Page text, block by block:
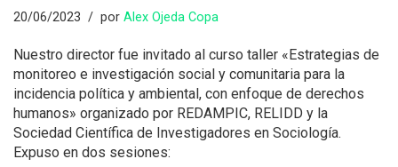
20/06/2023 por Alex Ojeda Copa
Nuestro director fue invitado al curso taller «Estrategias de
monitoreo e investigación social y comunitaria para la
incidencia política y ambiental, con enfoque de derechos
humanos» organizado por REDAMPIC, RELIDD y la
Sociedad Científica de Investigadores en Sociología.
Expuso en dos sesiones: